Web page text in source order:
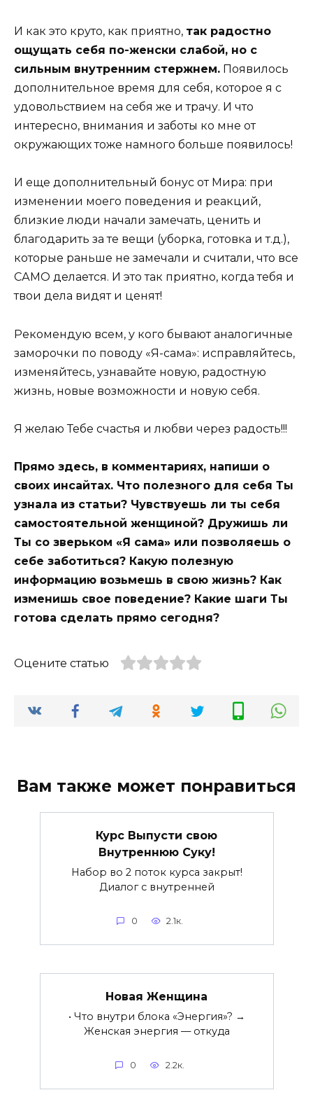
И как это круто, как приятно, так радостно
ощущать себя по-женски слабой, но с
сильным внутренним стержнем. Появилось
дополнительное время для себя, которое я с
удовольствием на себя же и трачу. И что
интересно, внимания и заботы ко мне от
окружающих тоже намного больше появилось!
И еще дополнительный бонус от Мира: при
изменении моего поведения и реакций,
близкие люди начали замечать, ценить и
благодарить за те вещи (уборка, готовка и т.д.),
которые раньше не замечали и считали, что все
САМО делается. И это так приятно, когда тебя и
твои дела видят и ценят!
Рекомендую всем, у кого бывают аналогичные
заморочки по поводу «Я-сама»: исправляйтесь,
изменяйтесь, узнавайте новую, радостную
жизнь, новые возможности и новую себя.
Я желаю Тебе счастья и любви через радость!!!
Прямо здесь, в комментариях, напиши о
своих инсайтах. Что полезного для себя Ты
узнала из статьи? Чувствуешь ли ты себя
самостоятельной женщиной? Дружишь ли
Ты со зверьком «Я сама» или позволяешь о
себе заботиться? Какую полезную
информацию возьмешь в свою жизнь? Как
изменишь свое поведение? Какие шаги Ты
готова сделать прямо сегодня?
Оцените статью
Вам также может понравиться
Курс Выпусти свою
Внутреннюю Суку!
Набор во 2 поток курса закрыт!
Диалог с внутренней
0 2.1к.
Новая Женщина
• Что внутри блока «Энергия»? →
Женская энергия — откуда
0 2.2к.